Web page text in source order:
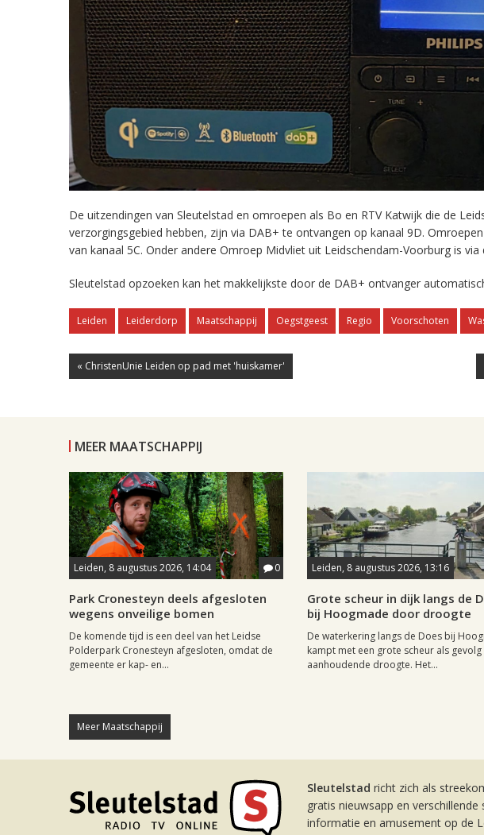
De uitzendingen van Sleutelstad en omroepen als Bo en RTV Katwijk die de
verzorgingsgebied hebben, zijn via DAB+ te ontvangen op kanaal 9D.
van kanaal 5C. Onder andere Omroep Midvliet uit Leidschendam-Voorburg is
Sleutelstad opzoeken kan het makkelijkste door de DAB+ ontvanger
Leiden Leiderdorp Maatschappij Oegstgeest Regio Voorschoten
« ChristenUnie Leiden op pad met 'huiskamer'
MEER MAATSCHAPPIJ
Leiden, 8 augustus 2026, 14:04 0
Park Cronesteyn deels afgesloten
wegens onveilige bomen
De komende tijd is een deel van het Leidse
Polderpark Cronesteyn afgesloten, omdat de
gemeente er kap- en...
Leiden, 8 augustus 2026, 13:16
Grote scheur in dijk langs de
bij Hoogmade door droogte
De waterkering langs de Does bij
kampt met een grote scheur als gevolg
aanhoudende droogte. Het...
Meer Maatschappij
Sleutelstad richt zich als
gratis nieuwsapp en
informatie en amusement op de